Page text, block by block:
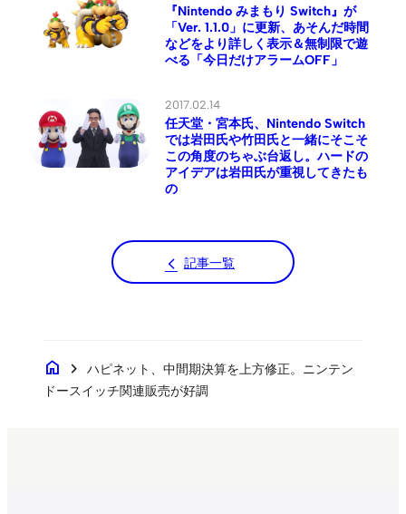
『Nintendo みまもり Switch』が
「Ver. 1.1.0」に更新、あそんだ時間
などをより詳しく表示＆無制限で遊
べる「今日だけアラームOFF」
2017.02.14
任天堂・宮本氏、Nintendo Switch
では岩田氏や竹田氏と一緒にそこそ
この角度のちゃぶ台返し。ハードの
アイデアは岩田氏が重視してきたも
の
記事一覧
home chevron_right
ハピネット、中間期決算を上方修正。ニンテン
ドースイッチ関連販売が好調